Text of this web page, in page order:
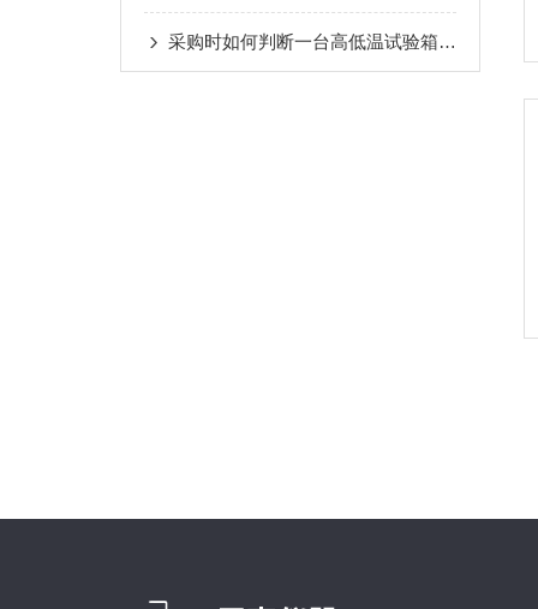
采购时如何判断一台高低温试验箱的优劣？